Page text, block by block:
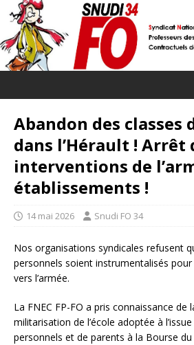
Abandon des classes
dans l’Hérault ! Arrêt
interventions de
établissements !
14 mai 2026 Snudi FO 34
Nos organisations syndicales refusent
personnels soient instrumentalisés
vers l’armée.
La FNEC FP-FO a pris connaissance
militarisation de l’école adoptée à
personnels et de parents à la Bourse